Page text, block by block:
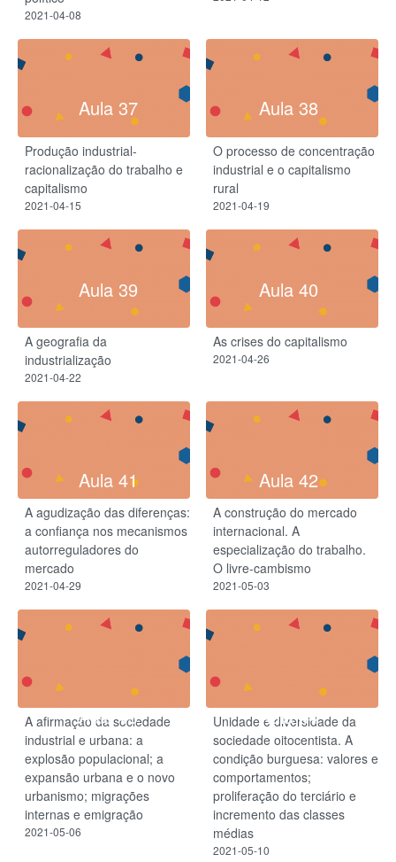
2021-04-08
Aula 37
Produção industrial-
racionalização do trabalho e
capitalismo
2021-04-15
Aula 38
O processo de concentração
industrial e o capitalismo
rural
2021-04-19
Aula 39
A geografia da
industrialização
2021-04-22
Aula 40
As crises do capitalismo
2021-04-26
Aula 41
A agudização das diferenças:
a confiança nos mecanismos
autorreguladores do
mercado
2021-04-29
Aula 42
A construção do mercado
internacional. A
especialização do trabalho.
O livre-cambismo
2021-05-03
Aula 43
A afirmação da sociedade
industrial e urbana: a
explosão populacional; a
expansão urbana e o novo
urbanismo; migrações
internas e emigração
2021-05-06
Aula 44
Unidade e diversidade da
sociedade oitocentista. A
condição burguesa: valores e
comportamentos;
proliferação do terciário e
incremento das classes
médias
2021-05-10